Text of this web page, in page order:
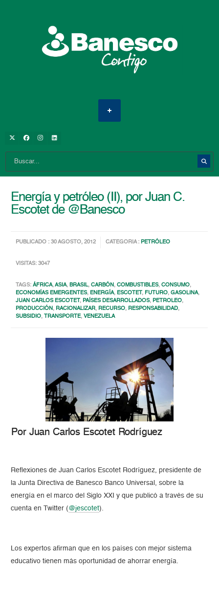
Energía y petróleo (II), por Juan C.
Escotet de @Banesco
PUBLICADO : 30 AGOSTO, 2012 CATEGORIA : PETRÓLEO
VISITAS: 3047
TAGS:ÁFRICA,ASIA,BRASIL,CARBÓN,COMBUSTIBLES,CONSUMO,
ECONOMÍAS EMERGENTES, ENERGÍA, ESCOTET, FUTURO,GASOLINA,
JUAN CARLOS ESCOTET, PAÍSES DESARROLLADOS, PETROLEO,
PRODUCCIÓN, RACIONALIZAR, RECURSO, RESPONSABILIDAD,
SUBSIDIO, TRANSPORTE,VENEZUELA
Por Juan Carlos Escotet Rodríguez
Reflexiones de Juan Carlos Escotet Rodríguez, presidente de
la Junta Directiva de Banesco Banco Universal, sobre la
energía en el marco del Siglo XXI y que publicó a través de su
cuenta en Twitter (@jescotet).
Los expertos afirman que en los países con mejor sistema
educativo tienen más oportunidad de ahorrar energía.